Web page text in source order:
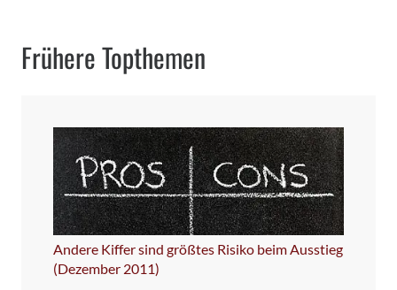
Frühere Topthemen
Andere Kiffer sind größtes Risiko beim Ausstieg
(Dezember 2011)